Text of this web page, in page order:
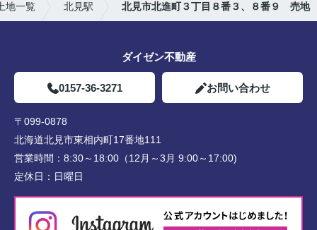
地一覧 北見駅 北見市北進町３丁目８番３、８番９ 売地
ダイゼン不動産
0157-36-3271 お問い合わせ
〒099-0878
北海道北見市東相内町17番地111
営業時間： 8:30～18:00（12月～3月 9:00～17:00)
定休日： 日曜日